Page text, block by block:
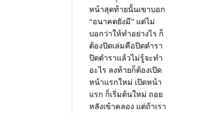
หน้าสุดท้ายนั้นเขาบอก
“อนาคตยังมี” แต่ไม่
บอกว่าให้ทำอย่างไร ก็
ต้องปิดเล่มคือปิดตำรา
ปิดตำราแล้วไม่รู้จะทำ
อะไร ลงท้ายก็ต้องเปิด
หน้าแรกใหม่ เปิดหน้า
แรก ก็เริ่มต้นใหม่ ถอย
หลังเข้าคลอง แต่ถ้าเรา